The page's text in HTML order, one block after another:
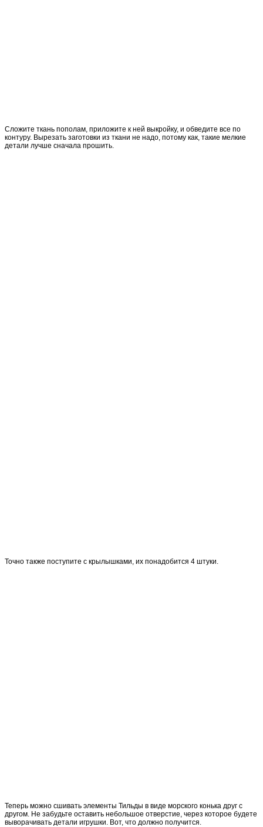
Сложите ткань пополам, приложите к ней выкройку, и обведите все по
контуру. Вырезать заготовки из ткани не надо, потому как, такие мелкие
детали лучше сначала прошить.
Точно также поступите с крылышками, их понадобится 4 штуки.
Теперь можно сшивать элементы Тильды в виде морского конька друг с
другом. Не забудьте оставить небольшое отверстие, через которое будете
выворачивать детали игрушки. Вот, что должно получится.